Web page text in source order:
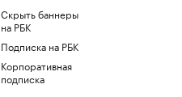
Скрыть баннеры
на РБК
Подписка на РБК
Корпоративная
подписка